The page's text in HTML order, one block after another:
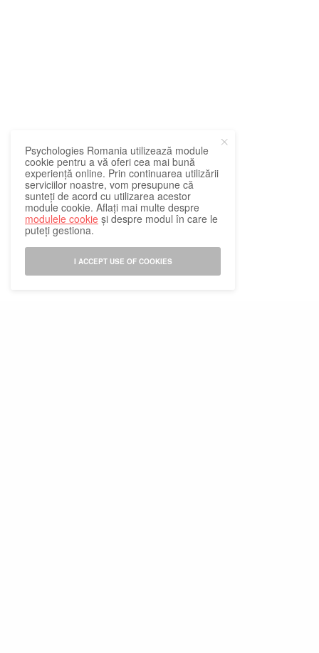
Psychologies Romania utilizează module
cookie pentru a vă oferi cea mai bună
experiență online. Prin continuarea utilizării
serviciilor noastre, vom presupune că
sunteți de acord cu utilizarea acestor
module cookie. Aflați mai multe despre
modulele cookie și despre modul în care le
puteți gestiona.
I ACCEPT USE OF COOKIES